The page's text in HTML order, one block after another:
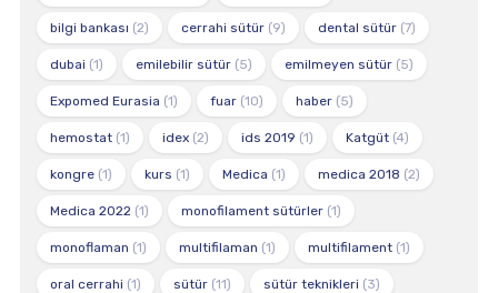
bilgi bankası (2) cerrahi sütür(9) dental sütür(7)
dubai (1) emilebilir sütür(5) emilmeyen sütür(5)
Expomed Eurasia (1) fuar(10) haber(5)
hemostat(1) idex(2) ids 2019 (1) Katgüt(4)
kongre(1) kurs (1) Medica (1) medica 2018 (2)
Medica 2022 (1) monofilament sütürler(1)
monoflaman (1) multifilaman (1) multifilament(1)
oral cerrahi (1) sütür(11) sütür teknikleri (3)